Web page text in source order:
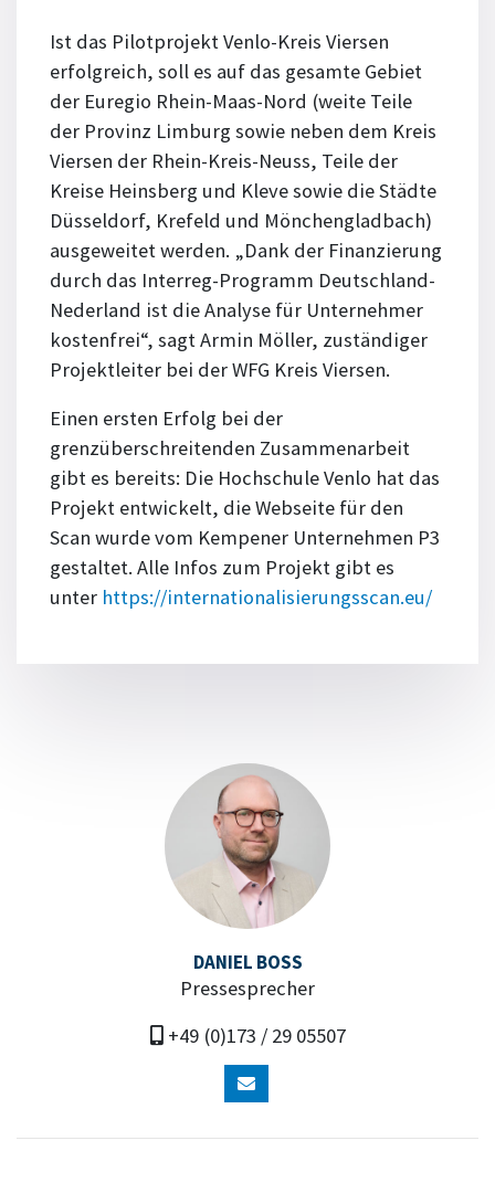
DANIEL BOSS
Pressesprecher
+49 (0)173 / 29 05507
Ist das Pilotprojekt Venlo-Kreis Viersen
erfolgreich, soll es auf das gesamte Gebiet
der Euregio Rhein-Maas-Nord (weite Teile
der Provinz Limburg sowie neben dem Kreis
Viersen der Rhein-Kreis-Neuss, Teile der
Kreise Heinsberg und Kleve sowie die Städte
Düsseldorf, Krefeld und Mönchengladbach)
ausgeweitet werden. „Dank der Finanzierung
durch das Interreg-Programm Deutschland-
Nederland ist die Analyse für Unternehmer
kostenfrei“, sagt Armin Möller, zuständiger
Projektleiter bei der WFG Kreis Viersen.
Einen ersten Erfolg bei der
grenzüberschreitenden Zusammenarbeit
gibt es bereits: Die Hochschule Venlo hat das
Projekt entwickelt, die Webseite für den
Scan wurde vom Kempener Unternehmen P3
gestaltet. Alle Infos zum Projekt gibt es
unter https://internationalisierungsscan.eu/